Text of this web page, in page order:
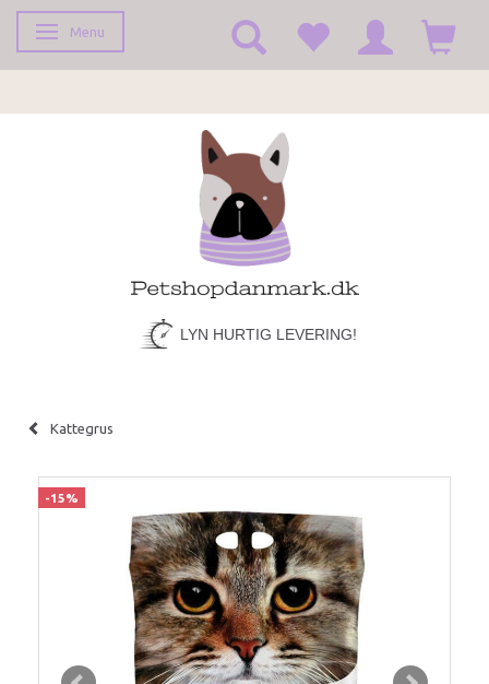
Skifte navigation
Menu
LYN HURTIG LEVERING!
Kattegrus
-15%